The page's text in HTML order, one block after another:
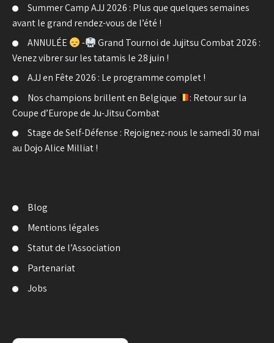
Summer Camp AJJ 2026 : Plus que quelques semaines
avant le grand rendez-vous de l’été !
ANNULÉE
-
Grand Tournoi de Jujitsu Combat 2026 :
Venez vibrer sur les tatamis le 28 juin !
AJJ en Fête 2026 : Le programme complet !
Nos champions brillent en Belgique
: Retour sur la
Coupe d’Europe de Ju-Jitsu Combat
Stage de Self-Défense : Rejoignez-nous le samedi 30 mai
au Dojo Alice Milliat !
Blog
Mentions légales
Statut de l’Association
Partenariat
Jobs